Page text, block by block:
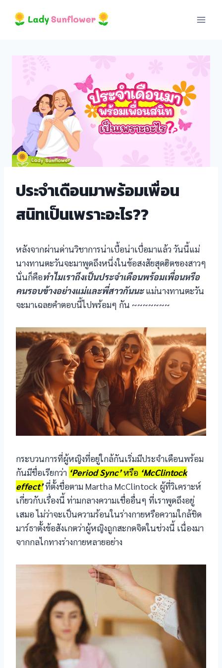
panel
panel
panel
panel
panel
panel
panel
Panel
panel
giriş
panel
Panel
panel
panel
Panel
panel
panel
Panel
panel
panel
ประจำเดือนมาพร้อมเพื่อน
สนิทเป็นเพราะอะไร??
หลังจากผ่านด่านวิชาการน่าเบื้อน่าเบื่อมาแล้ว วันนี้แม่
นางทานตะวันจะมาพูดถึงหนึ่งในข้อสงสัยสุดฮิตของสาวๆ
นั่นก็คือทำไมเราถึงเป็นประจำเดือนพร้อมเพื่อนหรือ
คนรอบข้างอย่างแม่และพี่สาวกันนะแม่นางทานตะวัน
จะมาเฉลยคำตอบนี้ไปพร้อมๆ กัน ~~~~~~~
กระบวนการที่ผู้หญิงที่อยู่ใกล้กันเริ่มมีประจำเดือนพร้อม
กันมีชื่อเรียกว่า ‘Period Sync’หรือ ‘McClintock
effect’ที่ตั้งชื่อตาม Martha McClintock ผู้ที่วิเคราะห์
เกี่ยวกับเรื่องนี้ ท่ามกลางความเชื่ออื่นๆ ที่เราพูดถึงอยู่
เสมอ ไม่ว่าจะเป็นความร้อนในร่างกายหรือความใกล้ชิด
มาร์ธาตั้งข้อสังเกตว่าผู้หญิงถูกสะกดจิตในช่วงนี้ เนื่องมา
จากกลไกทางร่างกายหลายอย่าง